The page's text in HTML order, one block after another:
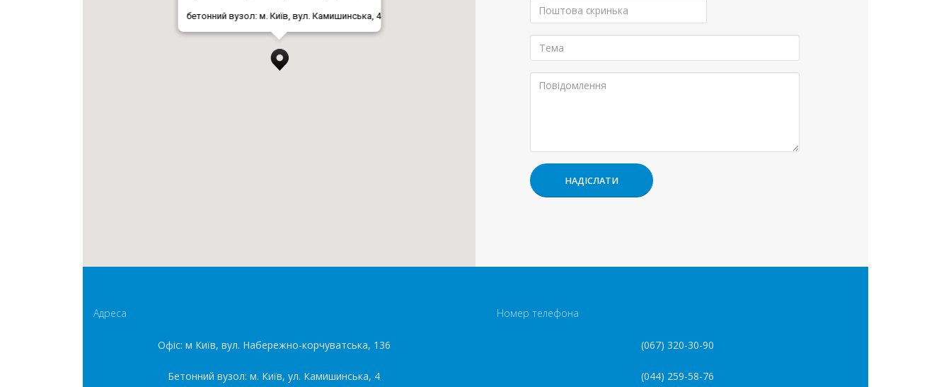
бетонний вузол: м. Київ, вул. Камишинська, 4
Адреса
Офіс: м Київ, вул. Набережно-корчуватська, 136
Бетонний вузол: м. Київ, ул. Камишинська, 4
Номер телефона
(067) 320-30-90
(044) 259-58-76